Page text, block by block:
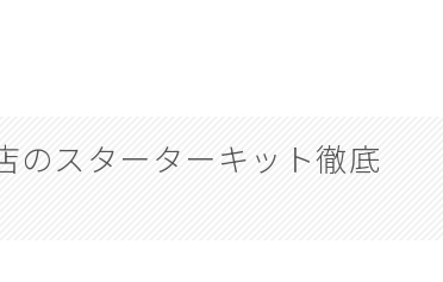
のスターターキット徹底